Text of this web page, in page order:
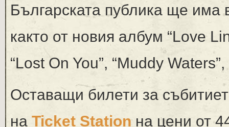
Българската публика ще има
както от новия албум “Love
“Lost On You”, “Muddy
Оставащи билети за
на Ticket Station на цени от